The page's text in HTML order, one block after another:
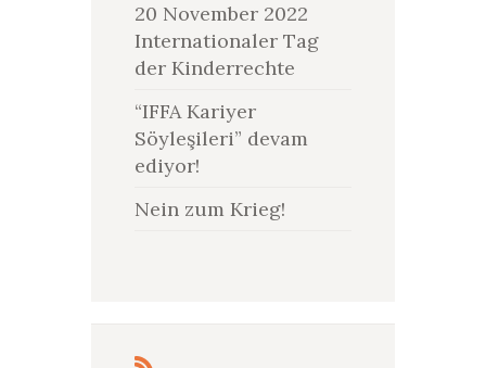
20 November 2022
Internationaler Tag
der Kinderrechte
“IFFA Kariyer
Söyleşileri” devam
ediyor!
Nein zum Krieg!